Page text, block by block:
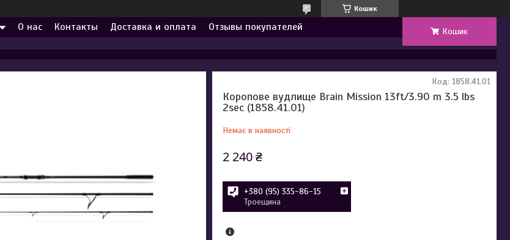
Кошик
О нас Контакты Доставка и оплата Отзывы покупателей Кошик
Коропове вудлище Brain Mission 13ft/3.90 m 3.5 lbs
2sec (1858.41.01)
Немає в наявності
Код: 1858.41.01
2 240 ₴
+380 (95) 335-86-15
Троещина